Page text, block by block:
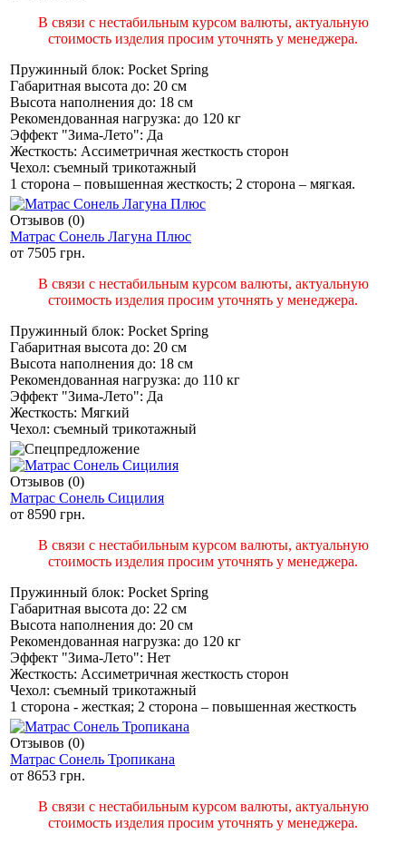
В связи с нестабильным курсом валюты, актуальную
стоимость изделия просим уточнять у менеджера.
Пружинный блок: Pocket Spring
Габаритная высота до: 20 см
Высота наполнения до: 18 см
Рекомендованная нагрузка: до 120 кг
Эффект "Зима-Лето": Да
Жесткость: Ассиметричная жесткость сторон
Чехол: съемный трикотажный
1 сторона – повышенная жесткость; 2 сторона – мягкая.
Отзывов (0)
Матрас Сонель Лагуна Плюс
от 7505 грн.
В связи с нестабильным курсом валюты, актуальную
стоимость изделия просим уточнять у менеджера.
Пружинный блок: Pocket Spring
Габаритная высота до: 20 см
Высота наполнения до: 18 см
Рекомендованная нагрузка: до 110 кг
Эффект "Зима-Лето": Да
Жесткость: Мягкий
Чехол: съемный трикотажный
Отзывов (0)
Матрас Сонель Сицилия
от 8590 грн.
В связи с нестабильным курсом валюты, актуальную
стоимость изделия просим уточнять у менеджера.
Пружинный блок: Pocket Spring
Габаритная высота до: 22 см
Высота наполнения до: 20 см
Рекомендованная нагрузка: до 120 кг
Эффект "Зима-Лето": Нет
Жесткость: Ассиметричная жесткость сторон
Чехол: съемный трикотажный
1 сторона - жесткая; 2 сторона – повышенная жесткость
Отзывов (0)
Матрас Сонель Тропикана
от 8653 грн.
В связи с нестабильным курсом валюты, актуальную
стоимость изделия просим уточнять у менеджера.